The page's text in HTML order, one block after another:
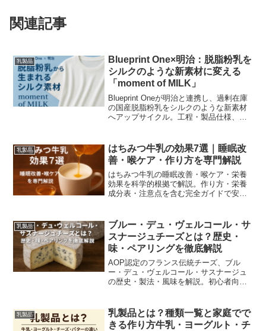
関連記事
乳製品
Blueprint One×明治：脱脂粉乳を
シルクのような新素材に変える
「moment of MILK」
Blueprint Oneが明治と連携し、過剰在庫
の国産脱脂粉乳をシルクのような新素材
へアップサイクル。工程・製品仕様、量
乳製品
はちみつ牛乳の効果7選｜睡眠改
善・喉ケア・作り方を専門解説
はちみつ牛乳の睡眠改善・喉ケア・栄養
効果を科学的根拠で解説。作り方・栄養
成分表・注意点を含む完全ガイドで安全
乳製品
ブルー・デュ・ヴェルコール・サ
スナージュチーズとは？歴史・
味・ペアリングを徹底解説
AOP認定のフランス伝統チーズ、ブル
ー・デュ・ヴェルコール・サスナージュ
の歴史・製法・風味を解説。初心者向け
乳製品
乳製品とは？種類一覧と家庭でで
きる作り方牛乳・ヨーグルト・チ